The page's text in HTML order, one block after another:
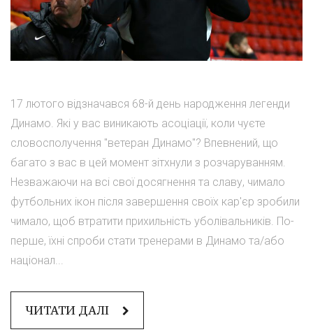
17 лютого відзначався 68-й день народження легенди
Динамо. Які у вас виникають асоціації, коли чуєте
словосполучення "ветеран Динамо"? Впевнений, що
багато з вас в цей момент зітхнули з розчаруванням.
Незважаючи на всі свої досягнення та славу, чимало
футбольних ікон після завершення своїх кар'єр зробили
чимало, щоб втратити прихильність уболівальників. По-
перше, їхні спроби стати тренерами в Динамо та/або
націонал...
ЧИТАТИ ДАЛІ